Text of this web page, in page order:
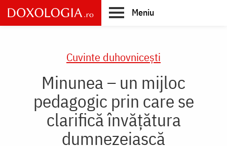
Skip
to
main
Meniu
Cuvinte duhovnicești
Minunea – un mijloc
pedagogic prin care se
clarifică învățătura
dumnezeiască